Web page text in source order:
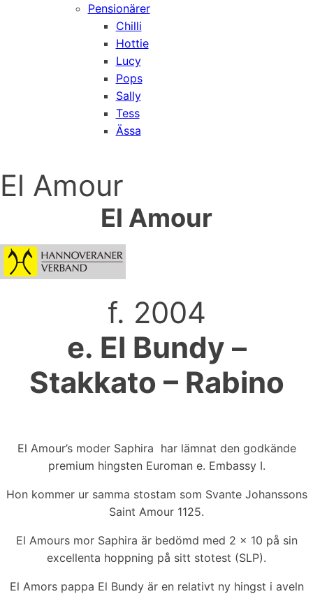
Pensionärer
Chilli
Hottie
Lucy
Pops
Sally
Tess
Ässa
El Amour
El Amour
f. 2004
e. El Bundy –
Stakkato – Rabino
El Amour’s moder Saphira har lämnat den godkände
premium hingsten Euroman e. Embassy I.
Hon kommer ur samma stostam som Svante Johanssons
Saint Amour 1125.
El Amours mor Saphira är bedömd med 2 x 10 på sin
excellenta hoppning på sitt stotest (SLP).
El Amors pappa El Bundy är en relativt ny hingst i aveln